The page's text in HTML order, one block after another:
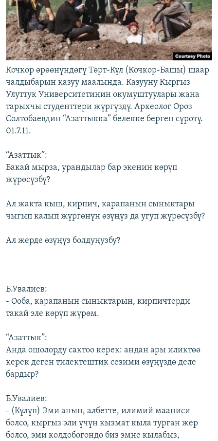
Кочкор өрөөнүндөгү Төрт-Күл (Кочкор-Башы) шаар
чалдыбарын казуу маалында. Казууну Кыргыз
Улуттук Университетинин окумуштуулары жана
тарыхчы студенттери жүргүздү. Археолог Ороз
Солтобаевдин “Азаттыкка” белекке берген сүрөтү.
01.7.11.
“Азаттык”:
Бакай мырза, урандылар бар экенин көрүп
жүрөсүзбү?
Ал жакта кыш, кирпич, карапанын сыныктары
чыгып калып жүргөнүн өзүңүз да угуп жүрөсүзбү?
Ал жерде өзүңүз болдуңузбу?
Б.Увалиев:
- Ооба, карапанын сыныктарын, кирпичтерди
такай эле көрүп жүрөм.
“Азаттык”:
Анда ошолорду сактоо керек: андан ары иликтөө
керек деген тилектештик сезими өзүңүздө деле
бардыр?
Б.Увалиев:
- (Күлүп) Эми анын, албетте, илимий мааниси
болсо, кыргыз эли үчүн кызмат кыла турган жер
болсо, эми колдобогондо биз эмне кылабыз,